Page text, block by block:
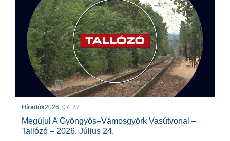
Híradók2026. 07. 27.
Megújul A Gyöngyös–Vámosgyörk Vasútvonal –
Tallózó – 2026. Július 24.